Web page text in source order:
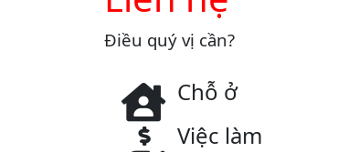
Điều quý vị cần?
Chỗ ở
Việc làm